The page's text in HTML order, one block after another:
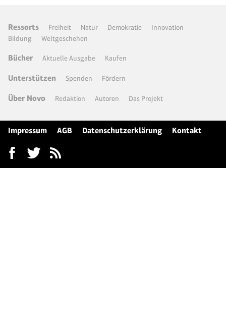
Ressorts Freiheit Natur Demokratie
Innovation
Bildung
Weltgeschehen
Bücher Aktuelle Ausgabe Kaufen
Unterstützen Spenden Fördern
Über Novo Redaktion Autoren Das Projekt
Impressum AGB Datenschutzerklärung Kontakt